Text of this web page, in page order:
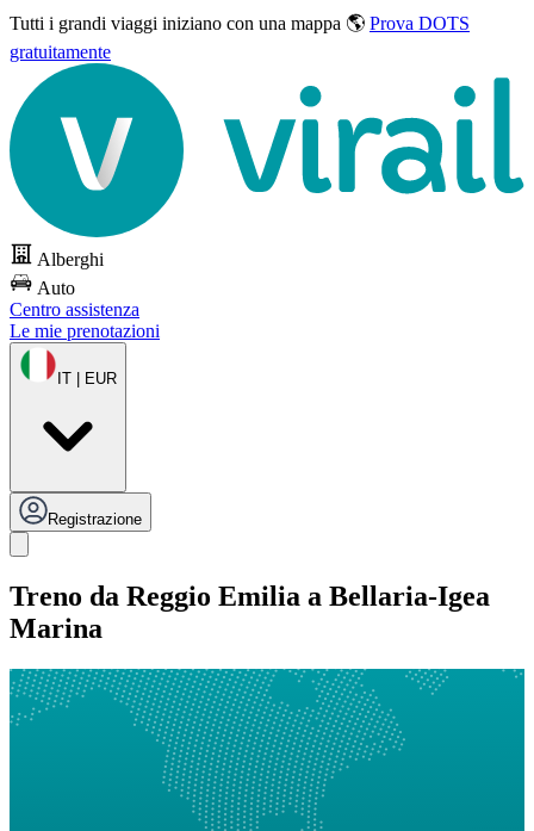
Tutti i grandi viaggi iniziano con una mappa 🌎 Prova DOTS
gratuitamente
Alberghi
Auto
Centro assistenza
Le mie prenotazioni
IT | EUR
Registrazione
Treno da Reggio Emilia a Bellaria-Igea
Marina